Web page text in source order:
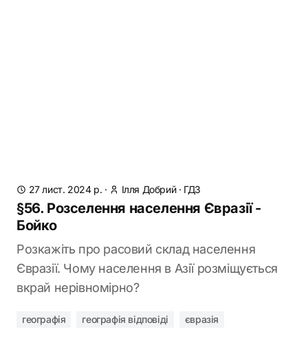
27 лист. 2024 р. · Ілля Добрий· ГДЗ
§56. Розселення населення Євразії -
Бойко
Розкажіть про расовий склад населення
Євразії. Чому населення в Азії розміщується
вкрай нерівномірно?
географія географія відповіді євразія